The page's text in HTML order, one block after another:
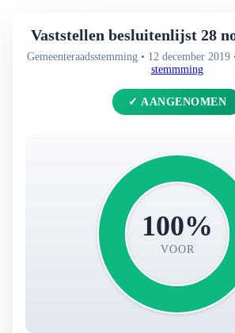
Vaststellen besluitenlijst 28
Gemeenteraadsstemming • 12 december 2019
stemmming
✓ AANGENOMEN
100%
VOOR